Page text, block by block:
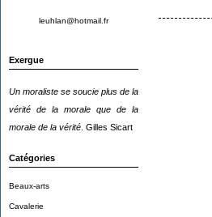
leuhlan@hotmail.fr
Exergue
Un moraliste se soucie plus de la
vérité de la morale que de la
morale de la vérité . Gilles Sicart
Catégories
Beaux-arts
Cavalerie